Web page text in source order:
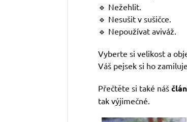
🔹 Nežehlit.
🔹 Nesušit v sušičce.
🔹 Nepoužívat aviváž.
Vyberte si velikost a
Váš pejsek si ho
Přečtěte si také náš
tak výjimečné.